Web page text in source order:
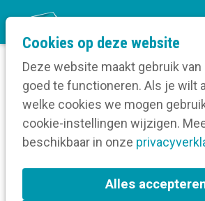
Cookies op deze website
Deze website maakt gebruik
goed te functioneren. Als je wilt
welke cookies we mogen
cookie-instellingen wijzigen.
beschikbaar in onze
Alles
Home
Volg een opleiding
Over Indesign voor